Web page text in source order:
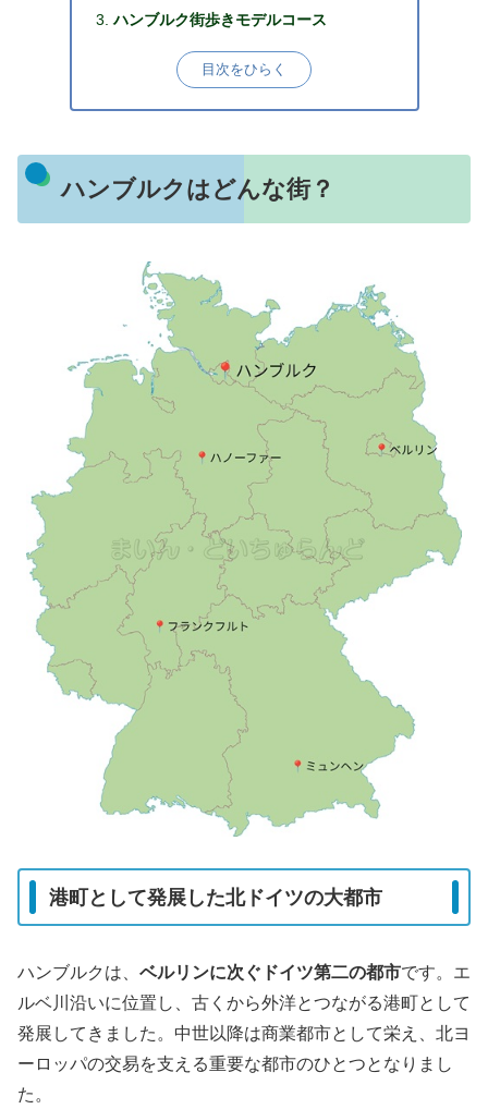
ハンブルク街歩きモデルコース
目次をひらく
ハンブルクはどんな街？
港町として発展した北ドイツの大都市
ハンブルクは、 ベルリンに次ぐドイツ第二の都市です。エ
ルベ川沿いに位置し、古くから外洋とつながる港町として
発展してきました。中世以降は商業都市として栄え、北ヨ
ーロッパの交易を支える重要な都市のひとつとなりまし
た。